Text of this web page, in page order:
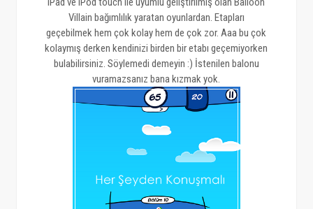
Villain bağımlılık yaratan oyunlardan. Etapları
geçebilmek hem çok kolay hem de çok zor. Aaa bu çok
kolaymış derken kendinizi birden bir etabı geçemiyorken
bulabilirsiniz. Söylemedi demeyin :) İstenilen balonu
vuramazsanız bana kızmak yok.